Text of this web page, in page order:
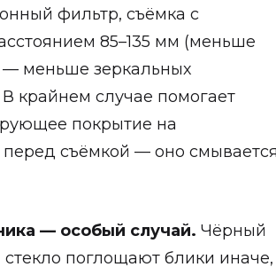
фильтр, съёмка с
85–135 мм (меньше
— меньше зеркальных
крайнем случае помогает
покрытие на
съёмкой — оно
— особый случай. Чёрный
стекло поглощают блики иначе,